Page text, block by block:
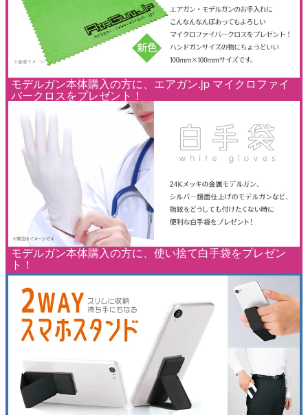
モデルガン本体購入の方に、エアガン.jp マイクロファイ
バークロスをプレゼント！
モデルガン本体購入の方に、使い捨て白手袋をプレゼン
ト！